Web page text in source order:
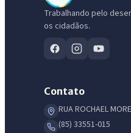
Trabalhando pelo
os cidadãos.
Contato
RUA ROCHAEL
(85) 33551-015